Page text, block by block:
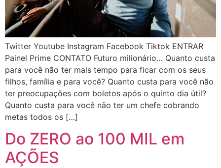
Twitter Youtube Instagram Facebook Tiktok ENTRAR
Painel Prime CONTATO Futuro milionário… Quanto custa
para você não ter mais tempo para ficar com os seus
filhos, família e para você? Quanto custa para você não
ter preocupações com boletos após o quinto dia útil?
Quanto custa para você não ter um chefe cobrando
metas todos os […]
Do ZERO ao 100 MIL em
AÇÕES